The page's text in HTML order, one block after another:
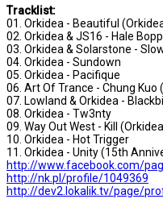
Tracklist:
01. Orkidea - Beautiful
02. Orkidea & JS16 - Hale Bopp
03. Orkidea & Solarstone -
04. Orkidea - Sundown
05. Orkidea - Pacifique
06. Art Of Trance - Chung Kuo
07. Lowland & Orkidea -
08. Orkidea - Tw3nty
09. Way Out West - Kill
10. Orkidea - Hot Trigger
11. Orkidea - Unity (15th
http://www.facebook.com/
http://nk.pl/profile/1049369
http://dev2.lokalik.tv/page/